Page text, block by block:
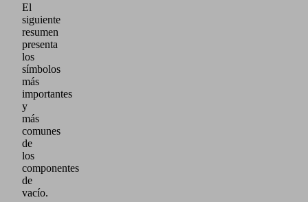
El
siguiente
resumen
presenta
los
símbolos
más
importantes
y
más
comunes
de
los
componentes
de
vacío.